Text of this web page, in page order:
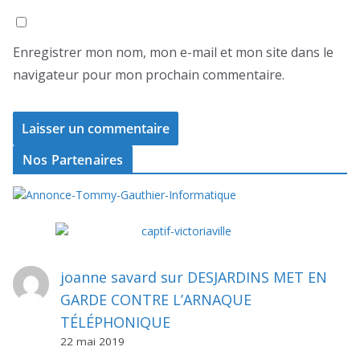
Enregistrer mon nom, mon e-mail et mon site dans le
navigateur pour mon prochain commentaire.
Nos Partenaires
joanne savard sur DESJARDINS MET EN
GARDE CONTRE L’ARNAQUE
TÉLÉPHONIQUE
22 mai 2019